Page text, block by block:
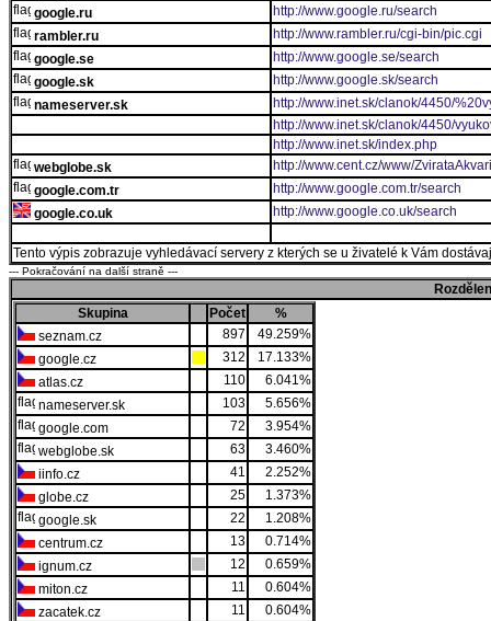
google.ru
http://www.google.ru/search
rambler.ru
http://www.rambler.ru/cgi-bin/pic.cgi
google.se
http://www.google.se/search
google.sk
http://www.google.sk/search
nameserver.sk
http://www.inet.sk/clanok/4450/
http://www.inet.sk/clanok/4450/
http://www.inet.sk/index.php
webglobe.sk
http://www.cent.cz/www/
google.com.tr
http://www.google.com.tr/search
google.co.uk
http://www.google.co.uk/search
Tento výpis zobrazuje vyhledávací servery z kterých se u živatelé k Vám
--- Pokračování na další straně ---
Skupina
Počet
%
seznam.cz
897
49.259%
google.cz
312
17.133%
atlas.cz
110
6.041%
nameserver.sk
103
5.656%
google.com
72
3.954%
webglobe.sk
63
3.460%
iinfo.cz
41
2.252%
globe.cz
25
1.373%
google.sk
22
1.208%
centrum.cz
13
0.714%
ignum.cz
12
0.659%
miton.cz
11
0.604%
zacatek.cz
11
0.604%